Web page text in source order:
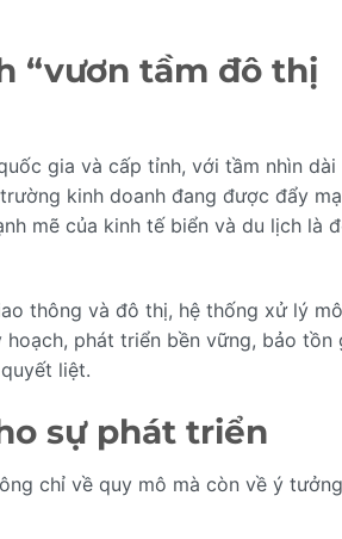
“vươn tầm đô thị
gia và cấp tỉnh, với tầm nhìn dài
kinh doanh đang được đẩy
mẽ của kinh tế biển và du lịch là
thông và đô thị, hệ thống xử lý
phát triển bền vững, bảo tồn
liệt.
sự phát triển
chỉ về quy mô mà còn về ý